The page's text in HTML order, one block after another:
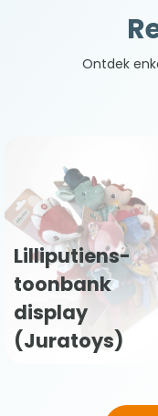
Ontdek
Valora
Luxembourg-
vloerdisplay